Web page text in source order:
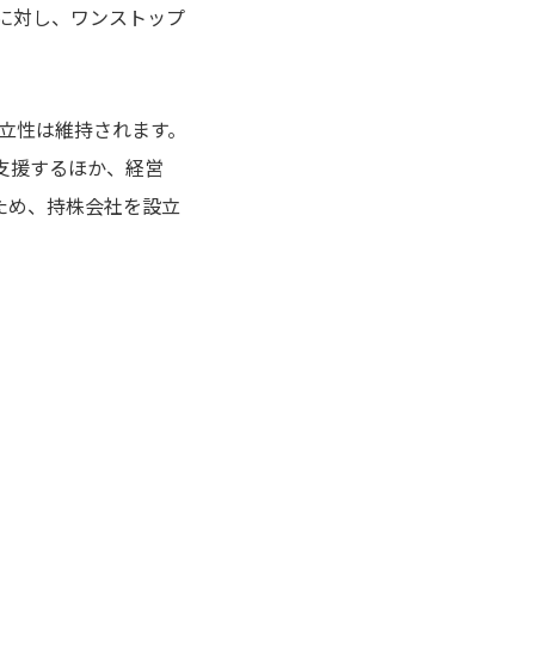
対し、ワンストップ
は維持されます。
援するほか、経営
め、持株会社を設立